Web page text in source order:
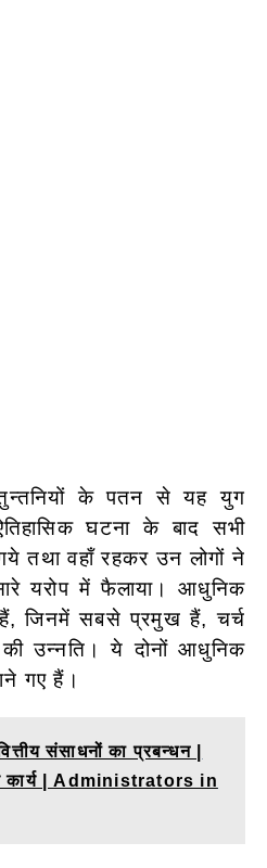
के पतन से यह युग
घटना के बाद सभी
तथा वहाँ रहकर उन लोगों ने
यरोप में फैलाया। आधुनिक
जिनमें सबसे प्रमुख हैं, चर्च
की उन्नति। ये दोनों आधुनिक
गए हैं।
संसाधनों का प्रबन्धन |
कार्य | Administrators in